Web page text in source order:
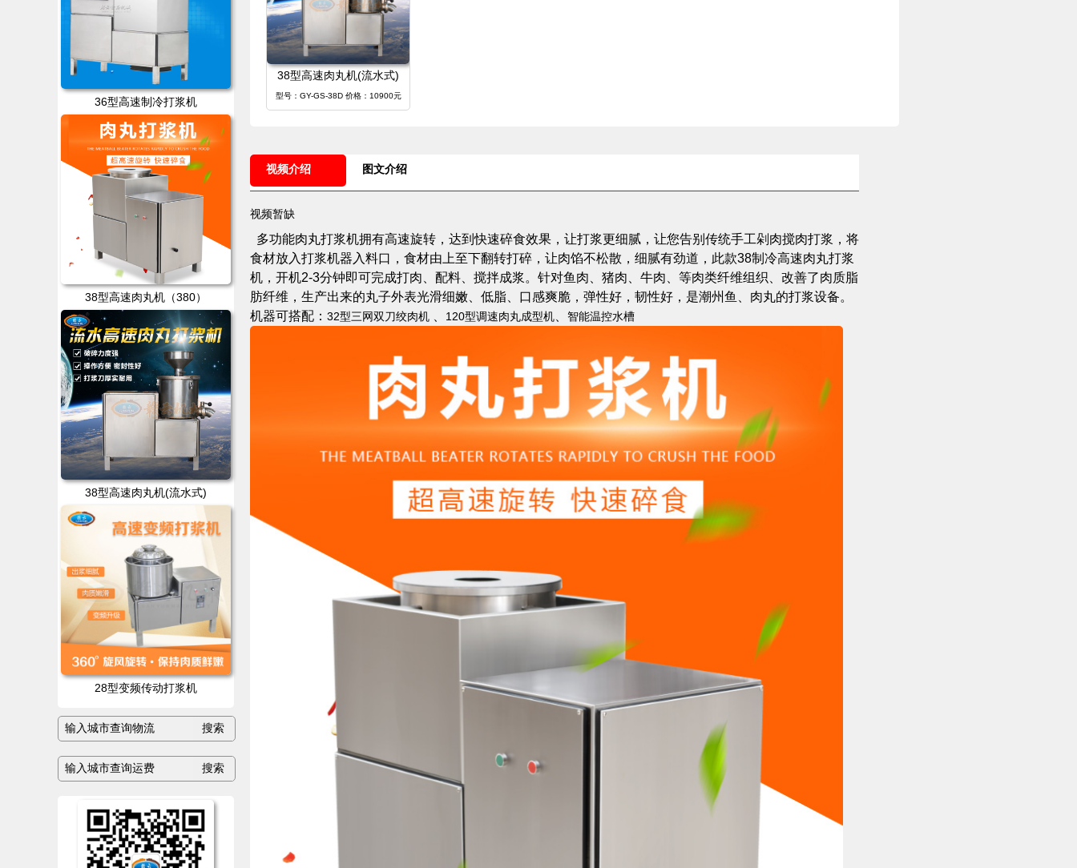
36型高速制冷打浆机
38型高速肉丸机（380）
38型高速肉丸机(流水式)
28型变频传动打浆机
38型高速肉丸机(流水式)
型号：GY-GS-38D 价格：10900元
视频介绍 图文介绍
视频暂缺
多功能肉丸打浆机拥有高速旋转，达到快速碎食效果，让打浆更细腻，让您告别传统手工剁肉搅肉打浆，将
食材放入打浆机器入料口，食材由上至下翻转打碎，让肉馅不松散，细腻有劲道，此款38制冷高速肉丸打浆
机，开机2-3分钟即可完成打肉、配料、搅拌成浆。针对鱼肉、猪肉、牛肉、等肉类纤维组织、改善了肉质脂
肪纤维，生产出来的丸子外表光滑细嫩、低脂、口感爽脆，弹性好，韧性好，是潮州鱼、肉丸的打浆设备。
机器可搭配： 32型三网双刀绞肉机 120型调速肉丸成型机 智能温控水槽